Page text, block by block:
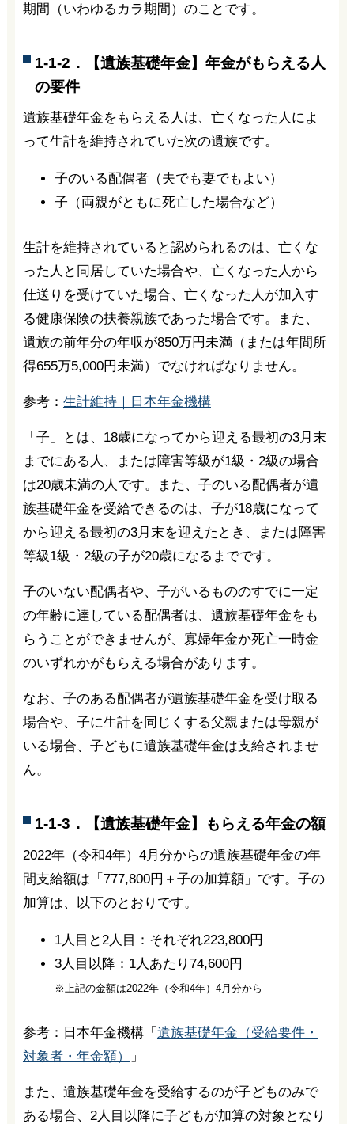
期間（いわゆるカラ期間）のことです。
1-1-2．【遺族基礎年金】年金がもらえる人
の要件
遺族基礎年金をもらえる人は、亡くなった人によ
って生計を維持されていた次の遺族です。
子のいる配偶者（夫でも妻でもよい）
子（両親がともに死亡した場合など）
生計を維持されていると認められるのは、亡くな
った人と同居していた場合や、亡くなった人から
仕送りを受けていた場合、亡くなった人が加入す
る健康保険の扶養親族であった場合です。また、
遺族の前年分の年収が850万円未満（または年間所
得655万5,000円未満）でなければなりません。
参考： 生計維持｜日本年金機構
「子」とは、18歳になってから迎える最初の3月末
までにある人、または障害等級が1級・2級の場合
は20歳未満の人です。また、子のいる配偶者が遺
族基礎年金を受給できるのは、子が18歳になって
から迎える最初の3月末を迎えたとき、または障害
等級1級・2級の子が20歳になるまでです。
子のいない配偶者や、子がいるもののすでに一定
の年齢に達している配偶者は、遺族基礎年金をも
らうことができませんが、寡婦年金か死亡一時金
のいずれかがもらえる場合があります。
なお、子のある配偶者が遺族基礎年金を受け取る
場合や、子に生計を同じくする父親または母親が
いる場合、子どもに遺族基礎年金は支給されませ
ん。
1-1-3．【遺族基礎年金】もらえる年金の額
2022年（令和4年）4月分からの遺族基礎年金の年
間支給額は「777,800円＋子の加算額」です。子の
加算は、以下のとおりです。
1人目と2人目：それぞれ223,800円
3人目以降：1人あたり74,600円
※上記の金額は2022年（令和4年）4月分から
参考：日本年金機構「 遺族基礎年金（受給要件・
対象者・年金額）
」
また、遺族基礎年金を受給するのが子どものみで
ある場合、2人目以降に子どもが加算の対象となり